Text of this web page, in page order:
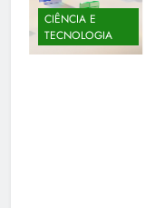
CIÊNCIA E
TECNOLOGIA